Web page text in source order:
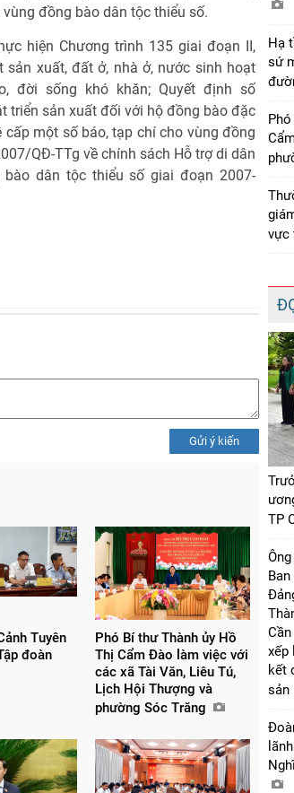
đồng bào dân tộc thiểu số.
hiện Chương trình 135 giai đoạn II,
sản xuất, đất ở, nhà ở, nước sinh hoạt
đời sống khó khăn; Quyết định số
triển sản xuất đối với hộ đồng bào đặc
một số báo, tạp chí cho vùng đồng
QĐ-TTg về chính sách Hỗ trợ di dân
dân tộc thiểu số giai đoạn 2007-
Gửi ý kiến
Tuyên
đoàn
Phó Bí thư Thành ủy Hồ
Thị Cẩm Đào làm việc với
các xã Tài Văn, Liêu Tú,
Lịch Hội Thượng và
phường Sóc Trăng
Hạ
sứ
vực
TP
xếp
kết
sản